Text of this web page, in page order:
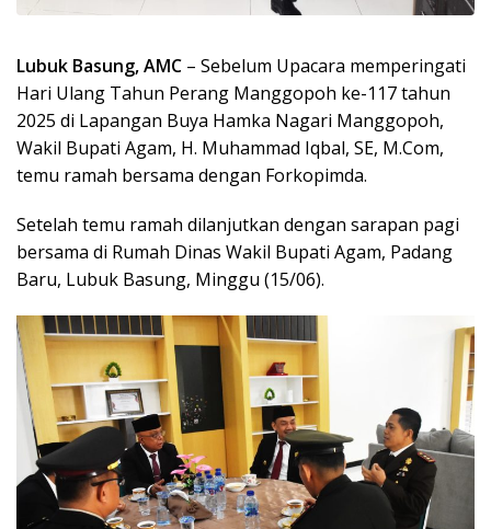
Lubuk Basung, AMC – Sebelum Upacara memperingati
Hari Ulang Tahun Perang Manggopoh ke-117 tahun
2025 di Lapangan Buya Hamka Nagari Manggopoh,
Wakil Bupati Agam, H. Muhammad Iqbal, SE, M.Com,
temu ramah bersama dengan Forkopimda.
Setelah temu ramah dilanjutkan dengan sarapan pagi
bersama di Rumah Dinas Wakil Bupati Agam, Padang
Baru, Lubuk Basung, Minggu (15/06).